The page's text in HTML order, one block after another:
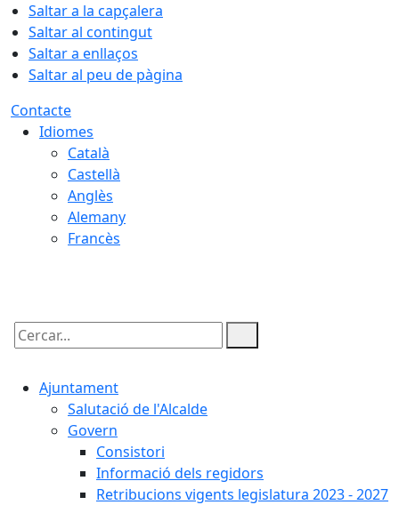
Saltar a la capçalera
Saltar al contingut
Saltar a enllaços
Saltar al peu de pàgina
Contacte
Idiomes
Català
Castellà
Anglès
Alemany
Francès
Cercar:
Ajuntament
Salutació de l'Alcalde
Govern
Consistori
Informació dels regidors
Retribucions vigents legislatura 2023 - 2027